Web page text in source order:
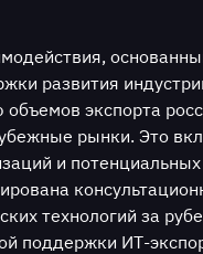
развития
экспорта
рынки. Это
и
технологий за
поддержки ИТ-